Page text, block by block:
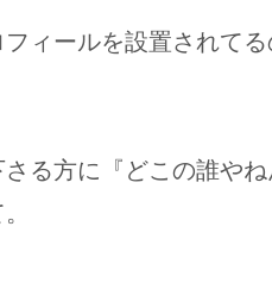
ィールを設置されて
る方に『どこの誰や